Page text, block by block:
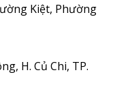
Kiệt, Phường
H. Củ Chi, TP.